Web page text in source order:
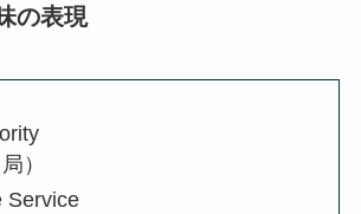
の表現
）
Service